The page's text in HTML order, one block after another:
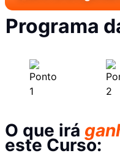
Programa
O que irá
este Curso: